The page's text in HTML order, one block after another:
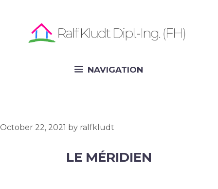
NAVIGATION
October 22, 2021 by ralfkludt
LE MÉRIDIEN